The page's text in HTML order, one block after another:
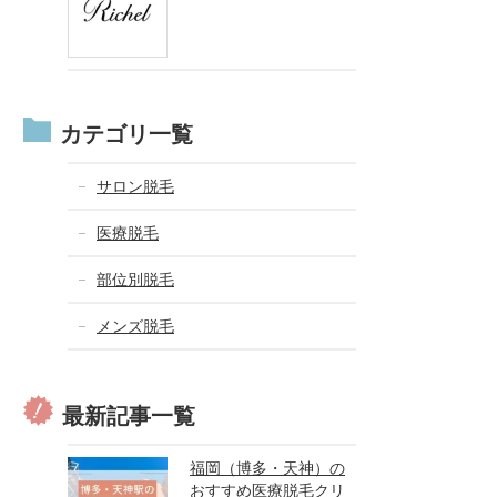
カテゴリ一覧
サロン脱毛
医療脱毛
部位別脱毛
メンズ脱毛
最新記事一覧
福岡（博多・天神）の
おすすめ医療脱毛クリ